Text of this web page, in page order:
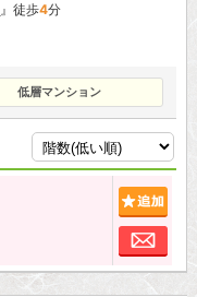
』徒歩4分
低層マンション
お